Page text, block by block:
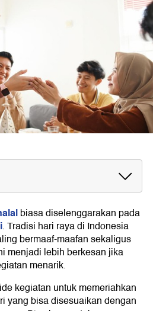
Halalbihalal di Sekolah
Halalbihalal di Kantor
Halalbihalal di RT/RW
biasa diselenggarakan pada
. Tradisi hari raya di Indonesia
bermaaf-maafan sekaligus
menjadi lebih berkesan jika
menarik.
kegiatan untuk memeriahkan
yang bisa disesuaikan dengan